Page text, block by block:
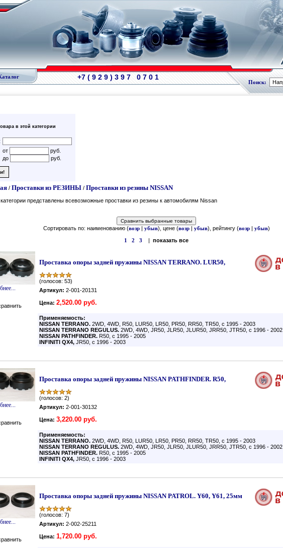
+7 ( 9 2 9 ) 3 9 7 0 7 0 1
Поиск:
в этой категории
от
руб.
до
руб.
/ Проставки из РЕЗИНЫ / Проставки из резины NISSAN
представлены всевозможные проставки из резины к автомобилям Nissan
Сортировать по: наименованию (возр| убыв), цене (возр| убыв), рейтингу (возр| убыв)
1
2 3 | показать все
Проставка опоры задней пружины NISSAN TERRANO. LUR50,
(голосов: 53)
Артикул: 2-001-20131
Цена: 2,520.00 руб.
Применяемость:
NISSAN TERRANO. 2WD, 4WD, R50, LUR50, LR50, PR50, RR50, TR50, с 1995 - 2003
NISSAN TERRANO REGULUS. 2WD, 4WD, JR50, JLR50, JLUR50, JRR50, JTR50, с 1996 - 2002
NISSAN PATHFINDER. R50, с 1995 - 2005
INFINITI QX4, JR50, с 1996 - 2003
Проставка опоры задней пружины NISSAN PATHFINDER. R50,
(голосов: 2)
Артикул: 2-001-30132
Цена: 3,220.00 руб.
Применяемость:
NISSAN TERRANO. 2WD, 4WD, R50, LUR50, LR50, PR50, RR50, TR50, с 1995 - 2003
NISSAN TERRANO REGULUS. 2WD, 4WD, JR50, JLR50, JLUR50, JRR50, JTR50, с 1996 - 2002
NISSAN PATHFINDER. R50, с 1995 - 2005
INFINITI QX4, JR50, с 1996 - 2003
Проставка опоры задней пружины NISSAN PATROL. Y60, Y61, 25мм
(голосов: 7)
Артикул: 2-002-25211
Цена: 1,720.00 руб.